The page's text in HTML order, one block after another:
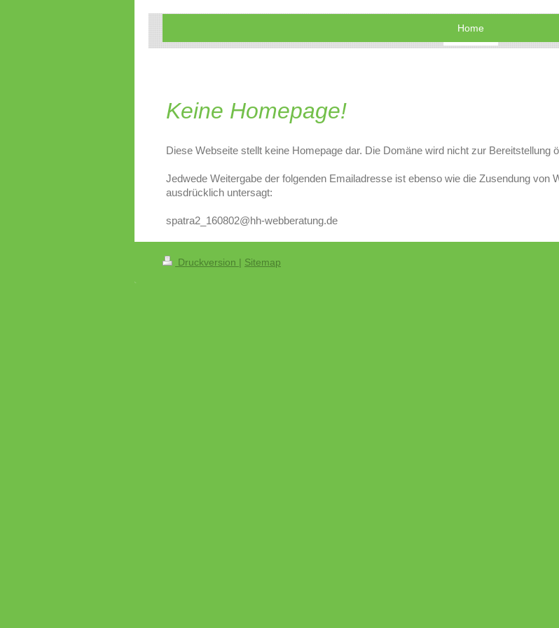
Home
Keine Homepage!
Diese Webseite stellt keine Homepage dar. Die Domäne wird nicht zur Bereitstellung
Jedwede Weitergabe der folgenden Emailadresse ist ebenso wie die Zusendung von
ausdrücklich untersagt:
spatra2_160802@hh-webberatung.de
Druckversion | Sitemap